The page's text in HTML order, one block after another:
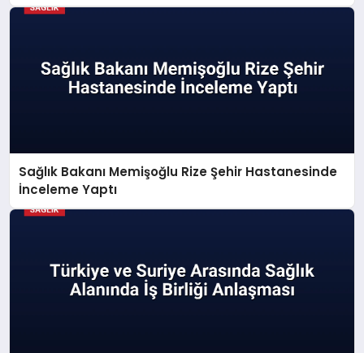
Sağlık Bakanı Memişoğlu Rize Şehir Hastanesinde
İnceleme Yaptı